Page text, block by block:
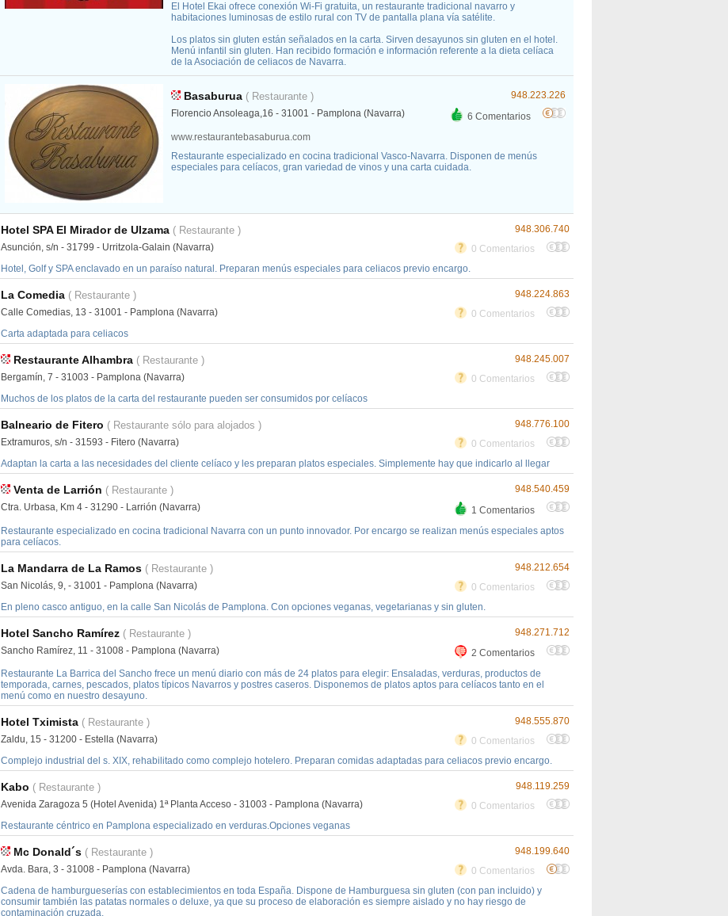
El Hotel Ekai ofrece conexión Wi-Fi gratuita, un restaurante tradicional navarro y
habitaciones luminosas de estilo rural con TV de pantalla plana vía satélite.
Los platos sin gluten están señalados en la carta. Sirven desayunos sin gluten en el hotel.
Menú infantil sin gluten. Han recibido formación e información referente a la dieta celíaca
de la Asociación de celiacos de Navarra.
948.223.226
Basaburua ( Restaurante )
6 Comentarios
Florencio Ansoleaga,16 - 31001 - Pamplona (Navarra)
www.restaurantebasaburua.com
Restaurante especializado en cocina tradicional Vasco-Navarra. Disponen de menús
especiales para celíacos, gran variedad de vinos y una carta cuidada.
948.306.740
Hotel SPA El Mirador de Ulzama ( Restaurante )
0 Comentarios
Asunción, s/n - 31799 - Urritzola-Galain (Navarra)
Hotel, Golf y SPA enclavado en un paraíso natural. Preparan menús especiales para celiacos previo encargo.
948.224.863
La Comedia ( Restaurante )
0 Comentarios
Calle Comedias, 13 - 31001 - Pamplona (Navarra)
Carta adaptada para celiacos
948.245.007
Restaurante Alhambra ( Restaurante )
0 Comentarios
Bergamín, 7 - 31003 - Pamplona (Navarra)
Muchos de los platos de la carta del restaurante pueden ser consumidos por celíacos
948.776.100
Balneario de Fitero ( Restaurante sólo para alojados )
0 Comentarios
Extramuros, s/n - 31593 - Fitero (Navarra)
Adaptan la carta a las necesidades del cliente celíaco y les preparan platos especiales. Simplemente hay que indicarlo al llegar
948.540.459
Venta de Larrión ( Restaurante )
1 Comentarios
Ctra. Urbasa, Km 4 - 31290 - Larrión (Navarra)
Restaurante especializado en cocina tradicional Navarra con un punto innovador. Por encargo se realizan menús especiales aptos
para celíacos.
948.212.654
La Mandarra de La Ramos ( Restaurante )
0 Comentarios
San Nicolás, 9, - 31001 - Pamplona (Navarra)
En pleno casco antiguo, en la calle San Nicolás de Pamplona. Con opciones veganas, vegetarianas y sin gluten.
948.271.712
Hotel Sancho Ramírez ( Restaurante )
2 Comentarios
Sancho Ramírez, 11 - 31008 - Pamplona (Navarra)
Restaurante La Barrica del Sancho frece un menú diario con más de 24 platos para elegir: Ensaladas, verduras, productos de
temporada, carnes, pescados, platos típicos Navarros y postres caseros. Disponemos de platos aptos para celíacos tanto en el
menú como en nuestro desayuno.
948.555.870
Hotel Tximista ( Restaurante )
0 Comentarios
Zaldu, 15 - 31200 - Estella (Navarra)
Complejo industrial del s. XIX, rehabilitado como complejo hotelero. Preparan comidas adaptadas para celiacos previo encargo.
948.119.259
Kabo ( Restaurante )
0 Comentarios
Avenida Zaragoza 5 (Hotel Avenida) 1ª Planta Acceso - 31003 - Pamplona (Navarra)
Restaurante céntrico en Pamplona especializado en verduras.Opciones veganas
948.199.640
Mc Donald´s ( Restaurante )
0 Comentarios
Avda. Bara, 3 - 31008 - Pamplona (Navarra)
Cadena de hamburgueserías con establecimientos en toda España. Dispone de Hamburguesa sin gluten (con pan incluido) y
consumir también las patatas normales o deluxe, ya que su proceso de elaboración es siempre aislado y no hay riesgo de
contaminación cruzada.